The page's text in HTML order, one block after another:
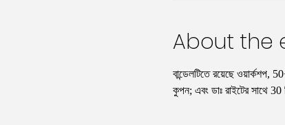
About the
বান্ডেলটিতে রয়েছে ওয়ার্কশপ,
কুপন; এবং ডাঃ রাইটের সাথে 30